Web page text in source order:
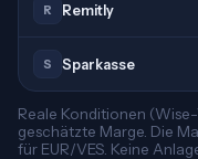
R Remitly
S Sparkasse
Reale Konditionen
geschätzte Marge. Die
für EUR/VES. Keine